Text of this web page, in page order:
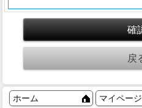
ホーム マイページ